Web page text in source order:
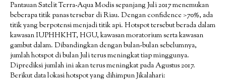
Pantauan Satelit Terra-Aqua Modis sepanjang Juli 2017 menemukan
beberapa titik panas tersebar di Riau. Dengan confidence >70%, ada
titik yang berpotensi menjadi titik api. Hotspot tersebut berada dalam
kawasan IUPHHKHT, HGU, kawasan moratorium serta kawasan
gambut dalam. Dibandingkan dengan bulan-bulan sebelumnya,
jumlah hotspot di bulan Juli terus meningkat tiap minggunya.
Diprediksi jumlah ini akan terus meningkat pada Agustus 2017.
Berikut data lokasi hotspot yang dihimpun Jikalahari: